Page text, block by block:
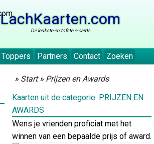
LachKaarten.com
De leukste en tofste e-cards
Toppers Partners Contact Zoeken
» Start» Prijzen en Awards
Kaarten uit de categorie: PRIJZEN EN
AWARDS
Wens je vrienden proficiat met het
winnen van een bepaalde prijs of award.